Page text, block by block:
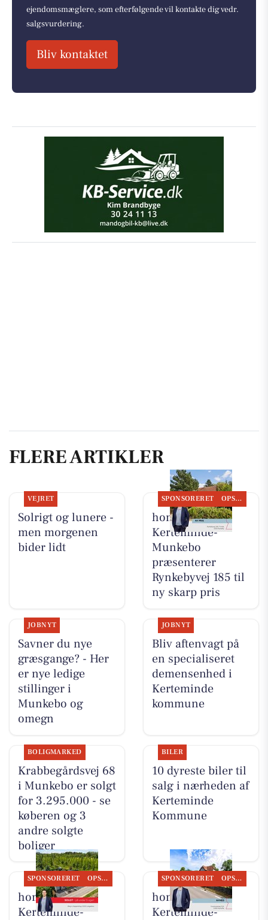
ejendomsmæglere, som efterfølgende vil kontakte dig vedr.
salgsvurdering.
Bliv kontaktet
FLERE ARTIKLER
VEJRET
Solrigt og lunere -
men morgenen
bider lidt
SPONSORERET OPSLAGSTAVLEN
home
Kerteminde-
Munkebo
præsenterer
Rynkebyvej 185 til
ny skarp pris
JOBNYT
Savner du nye
græsgange? - Her
er nye ledige
stillinger i
Munkebo og
omegn
JOBNYT
Bliv aftenvagt på
en specialiseret
demensenhed i
Kerteminde
kommune
BOLIGMARKED
Krabbegårdsvej 68
i Munkebo er solgt
for 3.295.000 - se
køberen og 3
andre solgte
boliger
BILER
10 dyreste biler til
salg i nærheden af
Kerteminde
Kommune
SPONSORERET OPSLAGSTAVLEN
home
Kerteminde-
SPONSORERET OPSLAGSTAVLEN
home
Kerteminde-